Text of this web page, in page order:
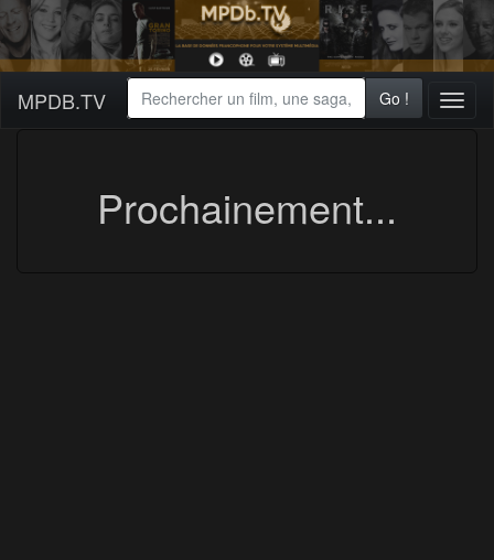
MPDB.TV Go !
Prochainement...